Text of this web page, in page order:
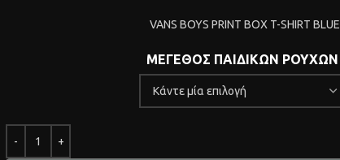
VANS BOYS PRINT BOX T-SHIRT BLUE
ΜΕΓΕΘΟΣ ΠΑΙΔΙΚΩΝ ΡΟΥΧΩΝ